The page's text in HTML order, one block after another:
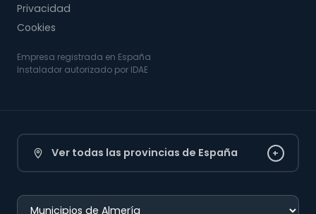
Privacidad
Cookies
Empresa registrada en España
Instalador autorizado por IDAE
Ver todas las provincias de España +